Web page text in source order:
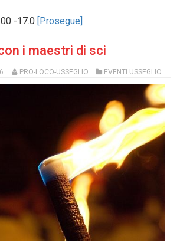
-17.0 [Prosegue]
i maestri di sci
PRO-LOCO-USSEGLIO EVENTI USSEGLIO